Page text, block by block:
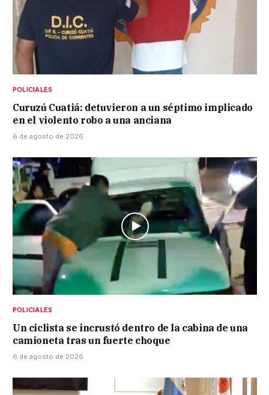
POLICIALES
Curuzú Cuatiá: detuvieron a un séptimo implicado
en el violento robo a una anciana
6 de agosto de 2026
POLICIALES
Un ciclista se incrustó dentro de la cabina de una
camioneta tras un fuerte choque
6 de agosto de 2026